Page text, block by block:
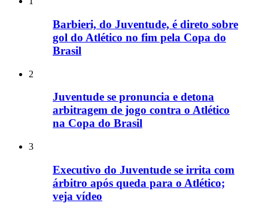
Barbieri, do Juventude, é direto sobre
gol do Atlético no fim pela Copa do
Brasil
2
Juventude se pronuncia e detona
arbitragem de jogo contra o Atlético
na Copa do Brasil
3
Executivo do Juventude se irrita com
árbitro após queda para o Atlético;
veja vídeo